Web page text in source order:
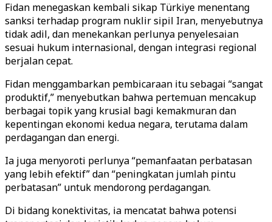
Fidan menegaskan kembali sikap Türkiye menentang
sanksi terhadap program nuklir sipil Iran, menyebutnya
tidak adil, dan menekankan perlunya penyelesaian
sesuai hukum internasional, dengan integrasi regional
berjalan cepat.
Fidan menggambarkan pembicaraan itu sebagai “sangat
produktif,” menyebutkan bahwa pertemuan mencakup
berbagai topik yang krusial bagi kemakmuran dan
kepentingan ekonomi kedua negara, terutama dalam
perdagangan dan energi.
Ia juga menyoroti perlunya “pemanfaatan perbatasan
yang lebih efektif” dan “peningkatan jumlah pintu
perbatasan” untuk mendorong perdagangan.
Di bidang konektivitas, ia mencatat bahwa potensi